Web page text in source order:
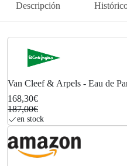
a
l
e
a
:
e
:
6
Descripción
Van Cleef & Arpels - Eau de
California Revêire 75 ml Van
168,30€
187,00€
en stock